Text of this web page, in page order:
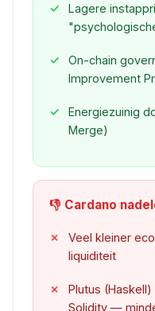
Lagere
On-chain
Improvement
Energiezuinig
Merge)
👎 Cardano
Veel kleiner
liquiditeit
Plutus
Solidity —